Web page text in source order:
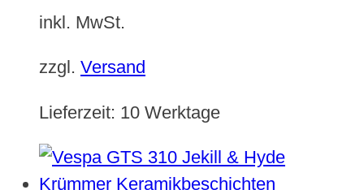
inkl. MwSt.
zzgl. Versand
Lieferzeit: 10 Werktage